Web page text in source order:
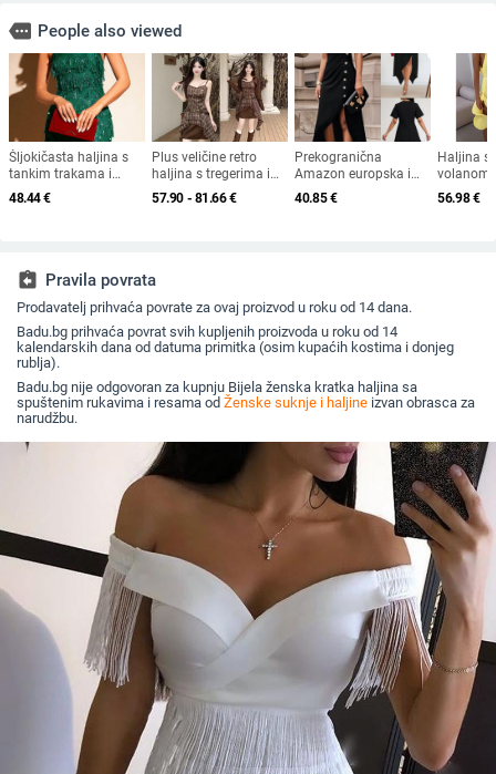
more People also viewed
Šljokičasta haljina s
tankim trakama i
okruglim izrezom, midi
duljina, zatvarač
48.44€
Plus veličine retro
haljina s tregerima i
kompletnom bluzom s
dugim rukavima -
retro
57.90 - 81.66€
Prekogranična
Amazon europska i
američka ženska
moda elegantna
40.85€
Haljina s
volanom,
saten,
ovratnik
56.98€
assignment_return Pravila povrata
Prodavatelj prihvaća povrate za ovaj proizvod u roku od 14 dana.
Badu.bg prihvaća povrat svih kupljenih proizvoda u roku od 14
kalendarskih dana od datuma primitka (osim kupaćih kostima i donjeg
rublja).
Badu.bg nije odgovoran za kupnju Bijela ženska kratka haljina sa
spuštenim rukavima i resama od Ženske suknje i haljine izvan obrasca za
narudžbu.